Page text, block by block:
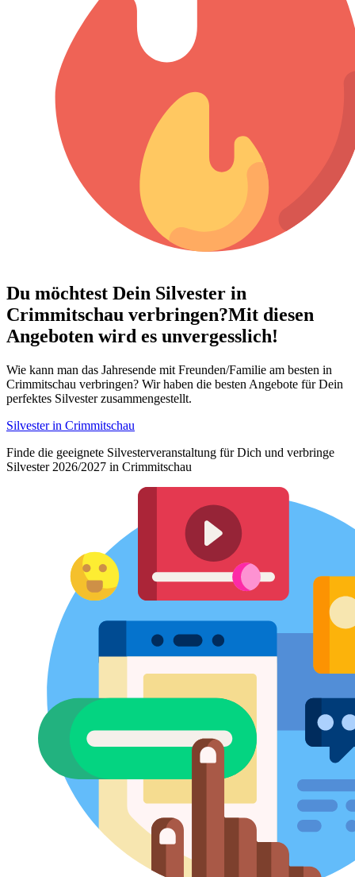
Du möchtest Dein Silvester in
Crimmitschau verbringen?Mit diesen
Angeboten wird es unvergesslich!
Wie kann man das Jahresende mit Freunden/Familie am besten in
Crimmitschau verbringen? Wir haben die besten Angebote für Dein
perfektes Silvester zusammengestellt.
Silvester in Crimmitschau
Finde die geeignete Silvesterveranstaltung für Dich und verbringe
Silvester 2026/2027 in Crimmitschau